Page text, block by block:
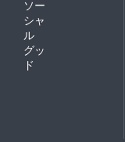
ソー
シャ
ル
グッ
ド